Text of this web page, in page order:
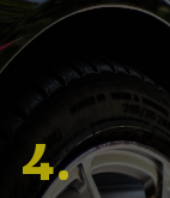
4.